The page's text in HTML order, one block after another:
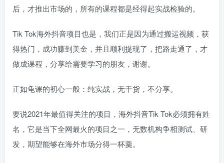
后，才推出市场的，所有的课程都是经得起实战检验的。
Tik Tok海外抖音项目也是，我们正是因为通过搬运视频，获
得热门，成功赚到美金，并且顺利提现了，把路走通了，才
做成课程，分享给需要学习的朋友，谢谢。
正如龟课的初心一般：纯实战，无干货，不分享。
要说2021年最值得关注的项目，海外抖音Tik Tok必须拥有姓
名，它是当下全网最火的项目之一，无数机构争相测试、研
发，期望能够在海外市场分得一杯羹。